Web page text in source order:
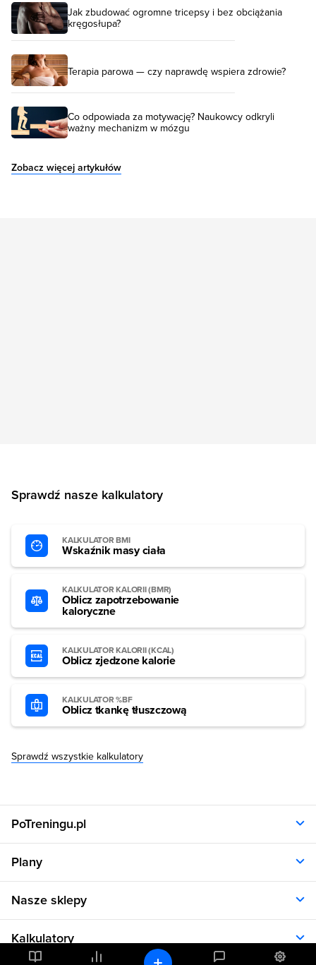
Jak zbudować ogromne tricepsy i bez obciążania
kręgosłupa?
Terapia parowa — czy naprawdę wspiera zdrowie?
Co odpowiada za motywację? Naukowcy odkryli
ważny mechanizm w mózgu
Zobacz więcej artykułów
Sprawdź nasze kalkulatory
KALKULATOR BMI
Wskaźnik masy ciała
KALKULATOR KALORII (BMR)
Oblicz zapotrzebowanie
kaloryczne
KALKULATOR KALORII (KCAL)
Oblicz zjedzone kalorie
KALKULATOR %BF
Oblicz tkankę tłuszczową
Sprawdź wszystkie kalkulatory
PoTreningu.pl
Polityka prywatności
Regulamin
RODO
Aplikacja
Dane kontaktowe
Plany
Plany dla kobiet
Plany dla mężczyzn
Plany dietetyczne
Plany treningowe
Nasze sklepy
Allnutrition.pl
Allnutrition.cz
Kalkulatory